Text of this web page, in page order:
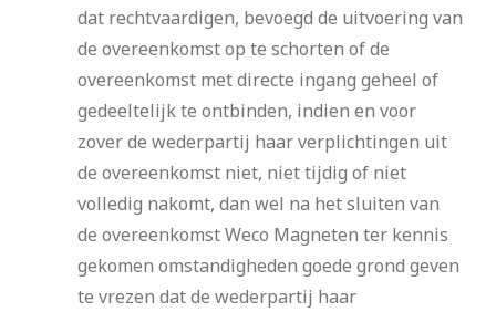
dat rechtvaardigen, bevoegd de uitvoering van
de overeenkomst op te schorten of de
overeenkomst met directe ingang geheel of
gedeeltelijk te ontbinden, indien en voor
zover de wederpartij haar verplichtingen uit
de overeenkomst niet, niet tijdig of niet
volledig nakomt, dan wel na het sluiten van
de overeenkomst Weco Magneten ter kennis
gekomen omstandigheden goede grond geven
te vrezen dat de wederpartij haar